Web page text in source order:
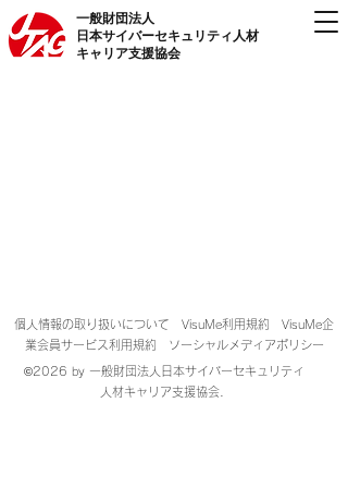
一般財団法人
日本サイバーセキュリティ人材
キャリア支援協会
個人情報の取り扱いについて VisuMe利用規約
VisuMe企
業会員サービス利用規約
ソーシャルメディアポリシー
©2026 by 一般財団法人日本サイバーセキュリティ
人材キャリア支援協会.